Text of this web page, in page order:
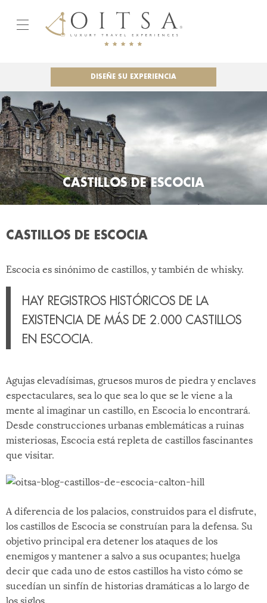
DISEÑE SU EXPERIENCIA
CASTILLOS DE ESCOCIA
CASTILLOS DE ESCOCIA
Escocia es sinónimo de castillos, y también de whisky.
HAY REGISTROS HISTÓRICOS DE LA
EXISTENCIA DE MÁS DE 2.000 CASTILLOS
EN ESCOCIA.
Agujas elevadísimas, gruesos muros de piedra y enclaves
espectaculares, sea lo que sea lo que se le viene a la
mente al imaginar un castillo, en Escocia lo encontrará.
Desde construcciones urbanas emblemáticas a ruinas
misteriosas, Escocia está repleta de castillos fascinantes
que visitar.
A diferencia de los palacios, construidos para el disfrute,
los castillos de Escocia se construían para la defensa. Su
objetivo principal era detener los ataques de los
enemigos y mantener a salvo a sus ocupantes; huelga
decir que cada uno de estos castillos ha visto cómo se
sucedían un sinfín de historias dramáticas a lo largo de